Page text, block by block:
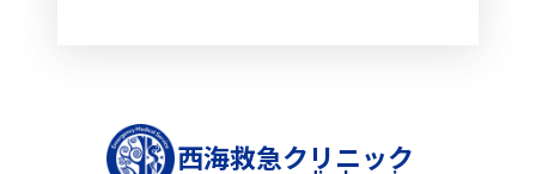
西海救急クリニック